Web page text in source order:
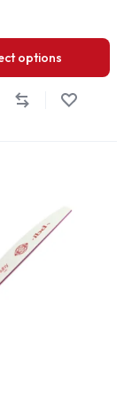
options